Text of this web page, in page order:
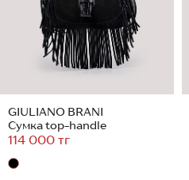
GIULIANO BRANI
Сумка top-handle
114 000 тг